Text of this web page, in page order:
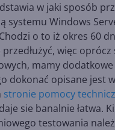
w jaki sposób
systemu Windows
o to iż okres 60
więc
mamy dodatkowe
dokonać opisane jest
stronie pomocy
sie banalnie łatwa.
testowania